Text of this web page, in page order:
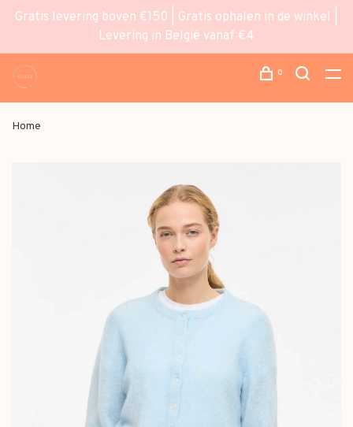
Gratis levering boven €150 | Gratis ophalen in de winkel |
Levering in België vanaf €4
0
Home